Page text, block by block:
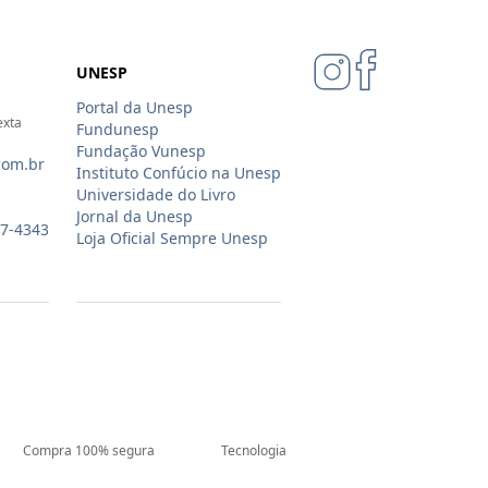
4343
UNESP
Portal da Unesp
Fundunesp
Fundação Vunesp
Instituto Confúcio na Unesp
Universidade do Livro
Jornal da Unesp
Loja Oficial Sempre Unesp
Compra 100% segura Tecnologia